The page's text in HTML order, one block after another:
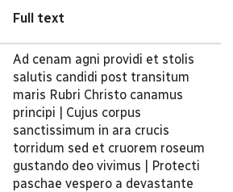
Full text
Ad cenam agni providi et stolis
salutis candidi post transitum
maris Rubri Christo canamus
principi | Cujus corpus
sanctissimum in ara crucis
torridum sed et cruorem roseum
gustando deo vivimus | Protecti
paschae vespero a devastante